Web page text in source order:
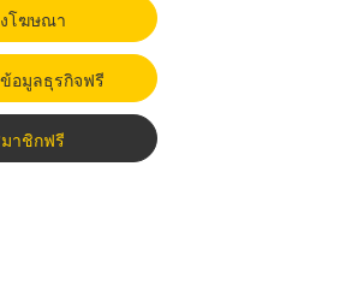
โฆษณา
อมูลธุรกิจฟรี
าชิกฟรี